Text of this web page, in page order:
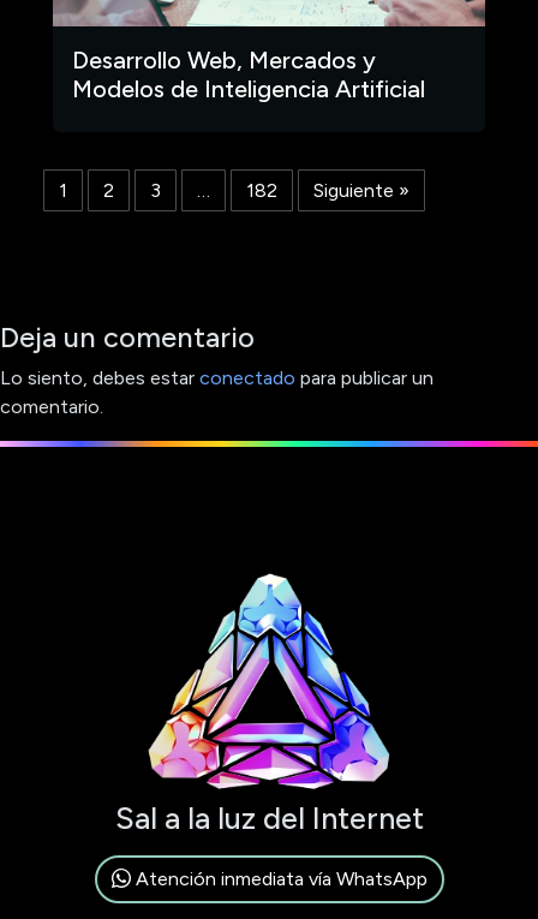
Desarrollo Web, Mercados y
Modelos de Inteligencia Artificial
1 2 3 … 182 Siguiente »
Deja un comentario
Lo siento, debes estar conectado para publicar un
comentario.
Sal a la luz del Internet
Atención inmediata vía WhatsApp